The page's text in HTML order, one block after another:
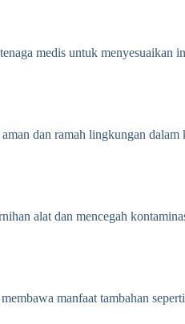
medis untuk menyesuaikan
dan ramah lingkungan
alat dan mencegah
manfaat tambahan